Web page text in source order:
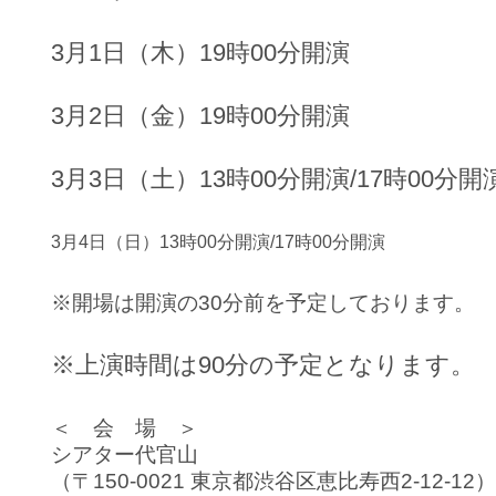
3月1日（木） 19時00分開演
3月2日（金） 19時00分開演
3月3日（土） 13時00分開演/17時00分開
3月4日（日） 13時00分開演/17時00分開演
※開場は開演の30分前を予定しております。
※上演時間は90分の予定となります。
＜ 会 場 ＞
シアター代官山
（〒150-0021 東京都渋谷区恵比寿西2-12-12）